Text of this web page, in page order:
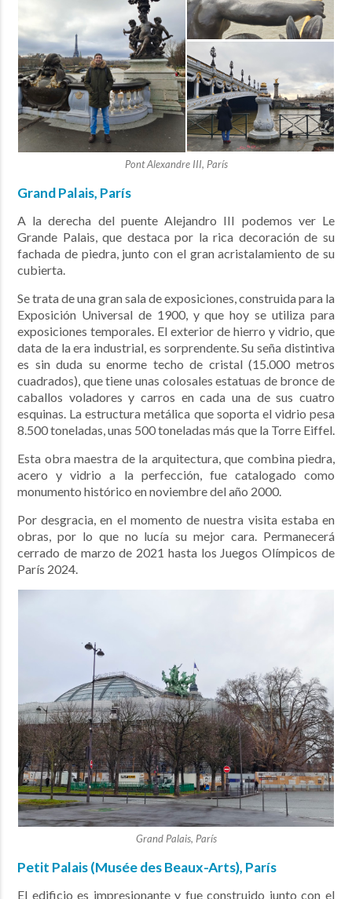
Pont Alexandre III, París
Grand Palais, París
A la derecha del puente Alejandro III podemos ver Le
Grande Palais, que destaca por la rica decoración de su
fachada de piedra, junto con el gran acristalamiento de su
cubierta.
Se trata de una gran sala de exposiciones, construida para la
Exposición Universal de 1900, y que hoy se utiliza para
exposiciones temporales. El exterior de hierro y vidrio, que
data de la era industrial, es sorprendente. Su seña distintiva
es sin duda su enorme techo de cristal (15.000 metros
cuadrados), que tiene unas colosales estatuas de bronce de
caballos voladores y carros en cada una de sus cuatro
esquinas. La estructura metálica que soporta el vidrio pesa
8.500 toneladas, unas 500 toneladas más que la Torre Eiffel.
Esta obra maestra de la arquitectura, que combina piedra,
acero y vidrio a la perfección, fue catalogado como
monumento histórico en noviembre del año 2000.
Por desgracia, en el momento de nuestra visita estaba en
obras, por lo que no lucía su mejor cara. Permanecerá
cerrado de marzo de 2021 hasta los Juegos Olímpicos de
París 2024.
Grand Palais, París
Petit Palais (Musée des Beaux-Arts), París
El edificio es impresionante y fue construido junto con el